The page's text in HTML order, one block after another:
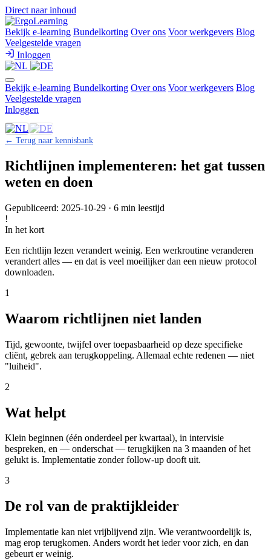
Direct naar inhoud
Bekijk e-learning Bundelkorting Over ons Voor werkgevers Blog
Veelgestelde vragen
Inloggen
Bekijk e-learning Bundelkorting Over ons Voor werkgevers Blog
Veelgestelde vragen
Inloggen
← Terug naar kennisbank
Richtlijnen implementeren: het gat tussen
weten en doen
Gepubliceerd: 2025-10-29 · 6 min leestijd
!
In het kort
Een richtlijn lezen verandert weinig. Een werkroutine veranderen
verandert alles — en dat is veel moeilijker dan een nieuw protocol
downloaden.
1
Waarom richtlijnen niet landen
Tijd, gewoonte, twijfel over toepasbaarheid op deze specifieke
cliënt, gebrek aan terugkoppeling. Allemaal echte redenen — niet
"luiheid".
2
Wat helpt
Klein beginnen (één onderdeel per kwartaal), in intervisie
bespreken, en — onderschat — terugkijken na 3 maanden of het
gelukt is. Implementatie zonder follow-up dooft uit.
3
De rol van de praktijkleider
Implementatie kan niet vrijblijvend zijn. Wie verantwoordelijk is,
mag erop terugkomen. Anders wordt het ieder voor zich, en dan
gebeurt er weinig.